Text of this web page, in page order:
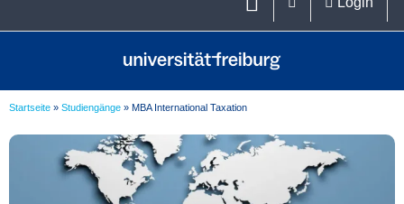
Startseite » Studiengänge » MBA International Taxation